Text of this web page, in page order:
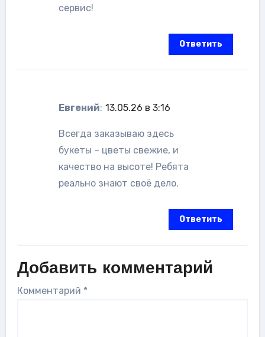
сервис!
Ответить
Евгений: 13.05.26 в 3:16
Всегда заказываю здесь
букеты – цветы свежие, и
качество на высоте! Ребята
реально знают своё дело.
Ответить
Добавить комментарий
Комментарий *